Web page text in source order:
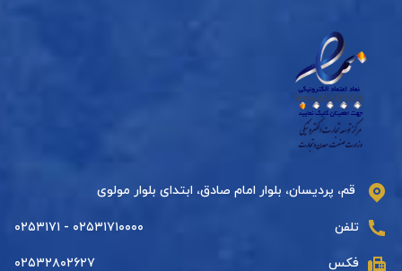
قم، پردیسان، بلوار امام صادق، ابتدای بلوار مولوی
تلفن ۰۲۵۳۱۷۱۰۰۰۰ - ۰۲۵۳۱۷۱
فکس ۰۲۵۳۲۸۰۲۶۲۷